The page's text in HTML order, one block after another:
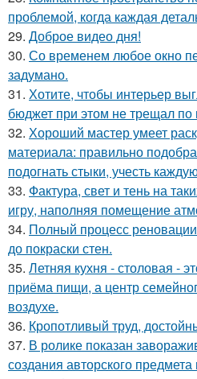
проблемой, когда каждая
29. Доброе видео дня!
30. Со временем любое окно
задумано.
31. Хотите, чтобы интерьер
бюджет при этом не трещал
32. Хороший мастер умеет
материала: правильно
подогнать стыки, учесть
33. Фактура, свет и тень на
игру, наполняя помещение
34. Полный процесс
до покраски стен.
35. Летняя кухня - столовая -
приёма пищи, а центр
воздухе.
36. Кропотливый труд,
37. В ролике показан
создания авторского